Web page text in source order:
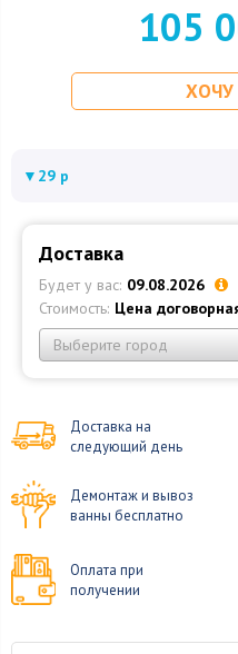
105
ХОЧУ
▼ 29 р
Доставка
Будет у вас: 09.08.2026
Стоимость: Цена
Выберите город
Доставка на
следующий день
Демонтаж и вывоз
ванны бесплатно
Оплата при
получении